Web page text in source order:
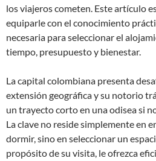
los viajeros cometen. Este artículo
equiparle con el conocimiento
necesaria para seleccionar el
tiempo, presupuesto y bienestar.
La capital colombiana presenta
extensión geográfica y su notorio
un trayecto corto en una odisea si
La clave no reside simplemente en
dormir, sino en seleccionar un
propósito de su visita, le ofrezca